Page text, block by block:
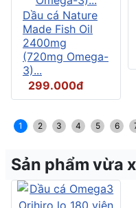
Dầu cá Nature
Made Fish Oil
2400mg
(720mg Omega-
3)...
299.000đ
1 2 3 4 5 6
Sản phẩm vừa